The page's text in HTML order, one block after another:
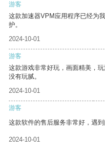
游客
这款加速器VPM应用程序已经为
护。
2024-10-01
游客
这款游戏非常好玩，画面精美，
没有玩腻。
2024-10-01
游客
这款软件的售后服务非常好，遇到
2024-10-01